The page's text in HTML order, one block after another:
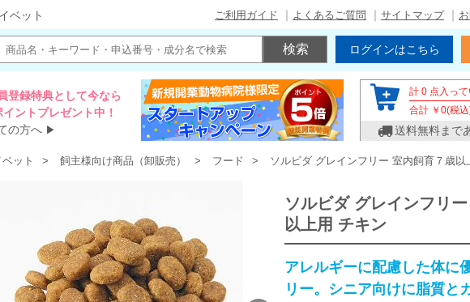
ベット ご利用ガイド よくあるご質問 サイトマップ
ログインはこちら
登録特典として今なら
ントプレゼント中！
の方へ ▶
計 0 点入っ
合計 ￥ 0(税
送料無料ま
ット 飼主様向け商品（卸販売） フード ソルビダ グレインフリー 室内飼育７歳以
ソルビダ グレインフリ
以上用 チキン
アレルギーに配慮した体に
リー。シニア向けに脂質と